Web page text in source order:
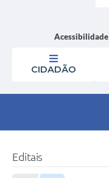
Acessibilidade
CIDADÃO
Editais